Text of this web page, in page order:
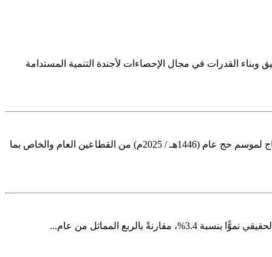
وبناء القدرات في مجال الإحصاءات لأجندة التنمية المستدامة
أصدرت الهيئة العامة للإحصاء اليوم نشرة إحصاءات الحج لعام (1446هـ / 2025م). ووفقاً لنتائج النشرة فقد بلغ عدد المشتغلين في خدمة الحجاج لموسم حج عام (1446هـ / 2025م) من القطاعين العام والخاص بما